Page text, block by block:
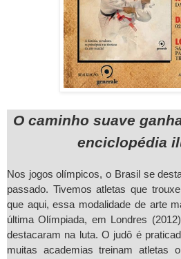
O caminho suave
enciclopédia
Nos jogos olímpicos, o Brasil se
passado. Tivemos atletas que
que aqui, essa modalidade de arte
última Olímpiada, em Londres
destacaram na luta. O judô é
muitas academias treinam atletas